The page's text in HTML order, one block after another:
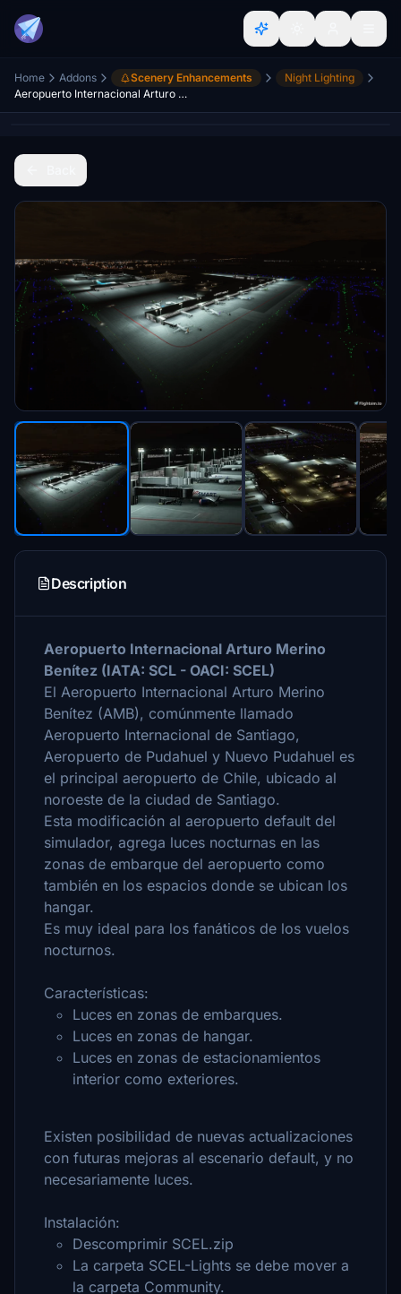
Home Addons Scenery Enhancements
Night Lighting
Aeropuerto Internacional Arturo Merino Benítez (SCEL) - Night lights (luces nocturnas)
Description
Aeropuerto Internacional Arturo Merino
Benítez (IATA: SCL - OACI: SCEL)
El Aeropuerto Internacional Arturo Merino
Benítez (AMB), comúnmente llamado
Aeropuerto Internacional de Santiago,
Aeropuerto de Pudahuel y Nuevo Pudahuel es
el principal aeropuerto de Chile, ubicado al
noroeste de la ciudad de Santiago.
Esta modificación al aeropuerto default del
simulador, agrega luces nocturnas en las
zonas de embarque del aeropuerto como
también en los espacios donde se ubican los
hangar.
Es muy ideal para los fanáticos de los vuelos
nocturnos.
Características:
Luces en zonas de embarques.
Luces en zonas de hangar.
Luces en zonas de estacionamientos
interior como exteriores.
Existen posibilidad de nuevas actualizaciones
con futuras mejoras al escenario default, y no
necesariamente luces.
Instalación:
Descomprimir SCEL.zip
La carpeta SCEL-Lights se debe mover a
la carpeta Community.